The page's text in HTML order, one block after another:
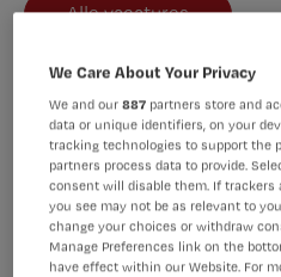
Alle vacatures
Jouw kracht past bij
Wij vinden: Het begint met
stap. En daar staan we met
dat ook bij jou? En kijk je uit
in je werk? Lees dan vooral
We Care About Your Privacy
We and our887 partners store and
data or unique identifiers, on your
tracking technologies to support the
partners process data to provide.
consent will disable them. If trackers
you see may not be as relevant to
change your choices or withdraw
Manage Preferences link on the
have effect within our Website. For